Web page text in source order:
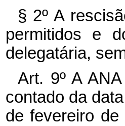
§ 2º A
permitidos e
delegatária,
Art. 9º A
contado da
de fevereiro